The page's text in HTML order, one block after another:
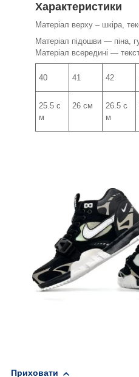
Характеристики
Матеріал верху – шкіра,
Матеріал підошви — піна,
Матеріал всередині —
40 41 42
25.5 с
м
26 см
26.5 с
м
Приховати